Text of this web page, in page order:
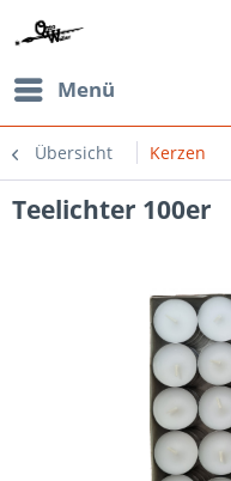
Menü
Übersicht Kerzen
Teelichter 100er